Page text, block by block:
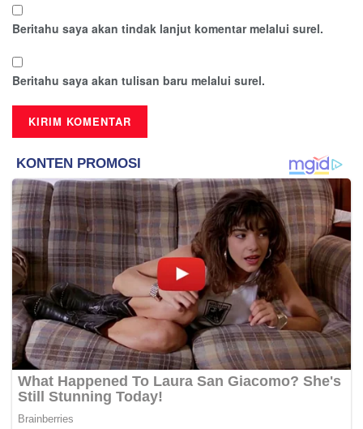
Beritahu saya akan tindak lanjut komentar melalui surel.
Beritahu saya akan tulisan baru melalui surel.